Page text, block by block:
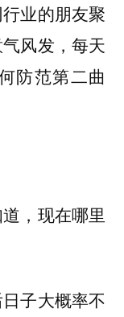
业的朋友聚
风发，每天
防范第二曲
，现在哪里
子大概率不